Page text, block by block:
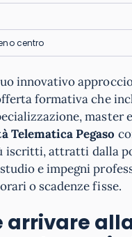
centro
innovativo
formativa che
master
Telematica Pegaso
iscritti, attratti dalla
e impegni
o scadenze fisse.
arrivare